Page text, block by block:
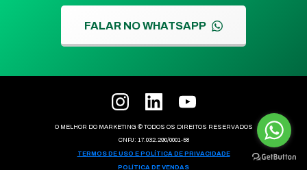
FALAR NO WHATSAPP
O MELHOR DO MARKETING © TODOS OS DIREITOS RESERVADOS
CNPJ: 17.032.290/0001-58
TERMOS DE USO E POLÍTICA DE PRIVACIDADE
POLÍTICA DE VENDAS